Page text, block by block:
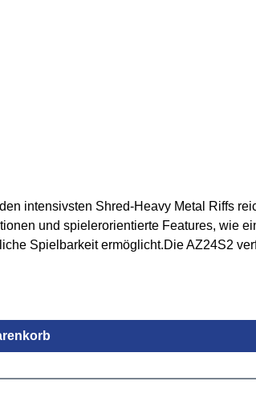
intensivsten Shred-Heavy Metal Riffs
und spielerorientierte Features, wie
Spielbarkeit ermöglicht.Die AZ24S2
Erlegeschraubter HalsHals:
White DotsMensur: 648
MIX10 Switching-System mit Alter